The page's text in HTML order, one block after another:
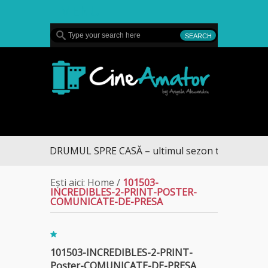
DRUMUL SPRE CASĂ – ultimul sezon te aduce la
Ești aici: Home / 101503-
INCREDIBLES-2-PRINT-POSTER-
COMUNICATE-DE-PRESA
101503-INCREDIBLES-2-PRINT-